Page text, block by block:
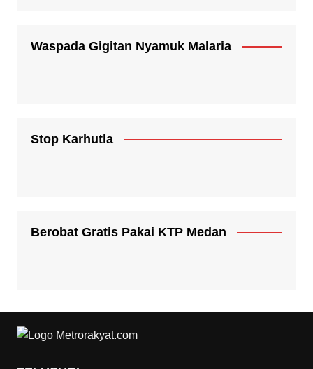
Waspada Gigitan Nyamuk Malaria
Stop Karhutla
Berobat Gratis Pakai KTP Medan